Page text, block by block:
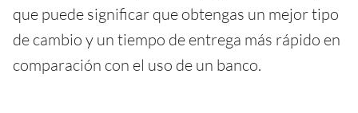
que puede significar que obtengas un mejor tipo
de cambio y un tiempo de entrega más rápido en
comparación con el uso de un banco.